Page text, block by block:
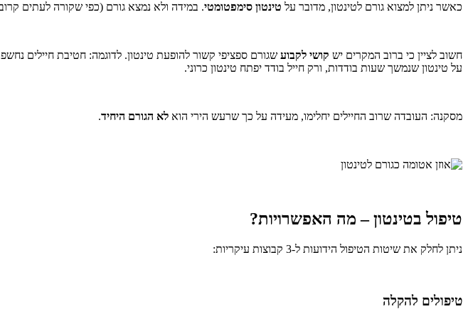
כאשר ניתן למצוא גורם לטינטון, מדובר על טינטון סימפטומטי. במידה ולא נמצא גורם (כפי שקורה לעתים
חשוב לציין כי ברוב המקרים יש קושי לקבוע שגורם ספציפי קשור להופעת טינטון. לדוגמה: חטיבת חיילים
על טינטון שנמשך שעות בודדות, ורק חייל בודד יפתח טינטון כרוני.
מסקנה: העובדה שרוב החיילים יחלימו, מעידה על כך שרעש הירי הוא לא הגורם היחיד.
טיפול בטינטון – מה האפשרויות?
ניתן לחלק את שיטות הטיפול הידועות ל-3 קבוצות עיקריות:
טיפולים להקלה